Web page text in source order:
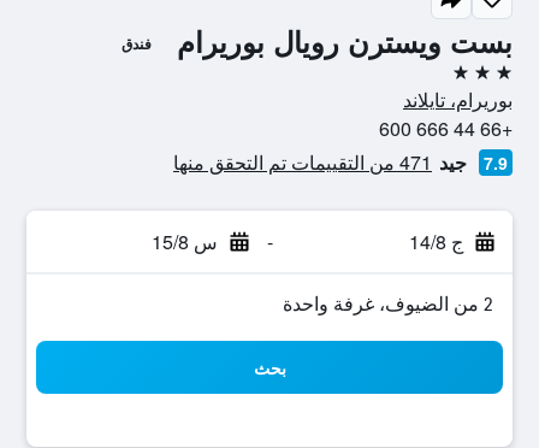
بست ويسترن رويال بوريرام فندق
3 نجوم
بوريرام، تايلاند
+66 44 666 600
7.9 جيد 471 من التقييمات تم التحقق منها
ج 14/8 - س 15/8
2 من الضيوف، غرفة واحدة
بحث